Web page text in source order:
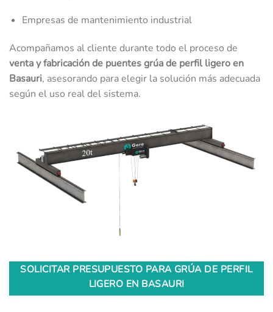
Empresas de mantenimiento industrial
Acompañamos al cliente durante todo el proceso de
venta y fabricación de puentes grúa de perfil ligero en
Basauri, asesorando para elegir la solución más adecuada
según el uso real del sistema.
SOLICITAR PRESUPUESTO PARA GRÚA DE PERFIL
LIGERO EN BASAURI